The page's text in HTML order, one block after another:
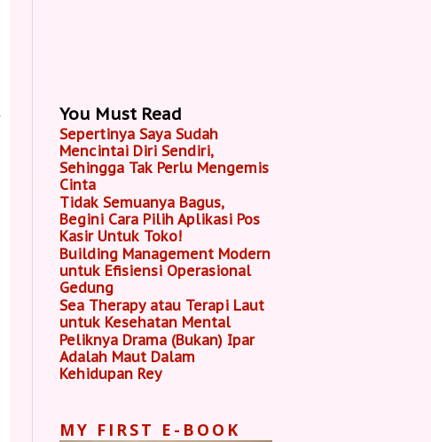
You Must Read
Sepertinya Saya Sudah
Mencintai Diri Sendiri,
Sehingga Tak Perlu Mengemis
Cinta
Tidak Semuanya Bagus,
Begini Cara Pilih Aplikasi Pos
Kasir Untuk Toko!
Building Management Modern
untuk Efisiensi Operasional
Gedung
Sea Therapy atau Terapi Laut
untuk Kesehatan Mental
Peliknya Drama (Bukan) Ipar
Adalah Maut Dalam
Kehidupan Rey
MY FIRST E-BOOK